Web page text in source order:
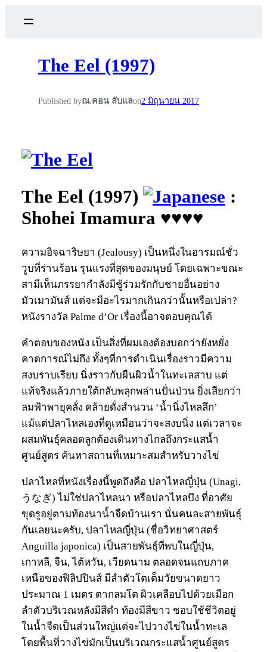
The Eel (1997)
Published byณ.คอน ลับแลon2 มิถุนายน 2017
The Eel (1997)
:
Shohei Imamura ♥♥♥♥
ความอิจฉาริษยา (Jealousy) เป็นหนึ่งในอารมณ์ชั่ว
วูบที่ร่านร้อน รุนแรงที่สุดของมนุษย์ โดยเฉพาะขณะ
สามีเห็นภรรยากำลังมีชู้ร่วมรักกับชายอื่นอย่าง
มัวเมามันส์ แต่จะมีอะไรมากเกินกว่านั้นหรือเปล่า?
หนังรางวัล Palme d’Or เรื่องนี้อาจตอบคุณได้
คำตอบของหนัง เป็นสิ่งที่ผมเองต้องบอกว่ายังหยั่ง
คาดการณ์ไม่ถึง ทั้งๆที่การดำเนินเรื่องราวมีความ
สงบราบเรียบ นิ่งราวกับผืนผิวน้ำในทะเลสาบ แต่
แท้จริงแล้วภายใต้กลับพลุกพล่านปั่นป่วน ยิ่งเสียกว่า
ลมฟ้าพายุคลั่ง คล้ายดั่งสำนวน ‘น้ำนิ่งไหลลึก’
แม้แต่ปลาไหลเองที่ดูเหมือนว่าจะสงบนิ่ง แต่เวลาจะ
ผสมพันธุ์คลอดลูกต้องเดินทางไกลถึงกระแสน้ำ
ศูนย์สูตร ค้นหาสถานที่เหมาะสมสำหรับวางไข่
ปลาไหลที่หนังเรื่องนี้พูดถึงคือ ปลาไหลญี่ปุ่น (Unagi,
うなぎ) ไม่ใช่ปลาไหลนา หรือปลาไหลบึง ที่อาศัย
ขุดรูอยู่ตามท้องนาน้ำจืดบ้านเรา นั่นคนละสายพันธุ์
กันเลยนะครับ, ปลาไหลญี่ปุ่น (ชื่อวิทยาศาสตร์
Anguilla japonica) เป็นสายพันธุ์ที่พบในญี่ปุ่น,
เกาหลี, จีน, ไต้หวัน, เวียดนาม ตลอดจนแถบภาค
เหนือของฟิลิปปินส์ มีลำตัวโตเต็มวัยขนาดยาว
ประมาณ 1 เมตร ตากลมโต ผิวเคลือบไปด้วยเมือก
ลำตัวบริเวณหลังมีสีดำ ท้องมีสีขาว ชอบใช้ชีวิตอยู่
ในน้ำจืดเป็นส่วนใหญ่แต่จะไปวางไข่ในน้ำทะเล
โดยพื้นที่วางไข่มักเป็นบริเวณกระแสน้ำศูนย์สูตร